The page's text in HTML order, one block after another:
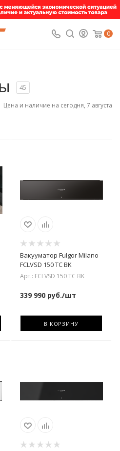
0
45
Цена и наличие на сегодня, 7 августа
Вакууматор Fulgor Milano
FCLVSD 150 TC BK
Арт.: FCLVSD 150 TC BK
339 990руб./шт
В КОРЗИНУ